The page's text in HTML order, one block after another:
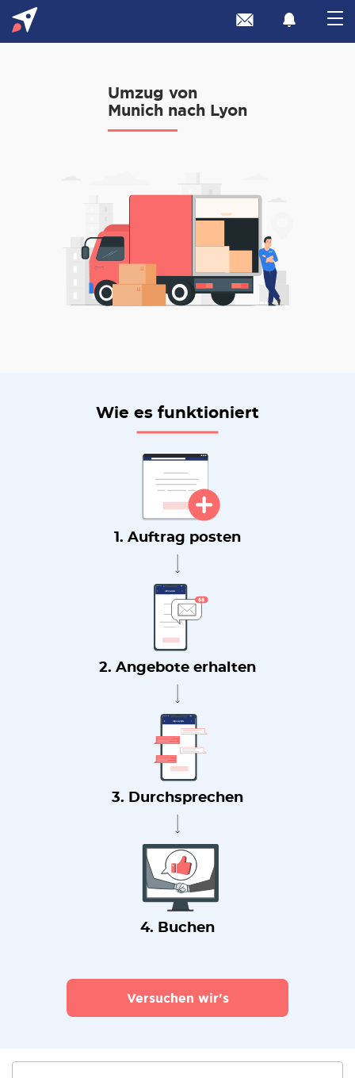
Umzug von
Munich nach Lyon
Wie es funktioniert
1. Auftrag posten
2. Angebote erhalten
3. Durchsprechen
4. Buchen
Versuchen wir's